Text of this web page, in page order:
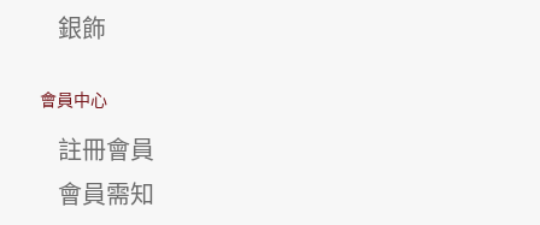
銀飾
會員中心
註冊會員
會員需知